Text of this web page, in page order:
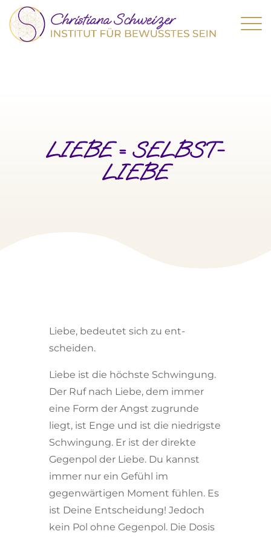
LIEBE = SELBST-
LIEBE
Liebe, bedeutet sich zu ent-
scheiden.
Liebe ist die höchste Schwingung.
Der Ruf nach Liebe, dem immer
eine Form der Angst zugrunde
liegt, ist Enge und ist die niedrigste
Schwingung. Er ist der direkte
Gegenpol der Liebe. Du kannst
immer nur ein Gefühl im
gegenwärtigen Moment fühlen. Es
ist Deine Entscheidung! Jedoch
kein Pol ohne Gegenpol. Die Dosis